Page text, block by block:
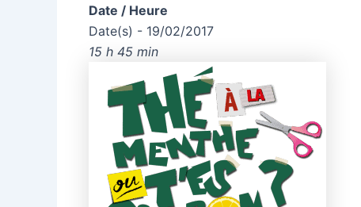
Date / Heure
Date(s) - 19/02/2017
15 h 45 min